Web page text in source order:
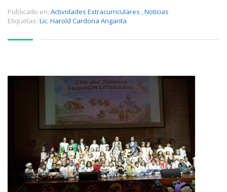
Publicado en: Actividades Extracurriculares ,Noticias
Etiquetas: Lic. Harold Cardona Angarita